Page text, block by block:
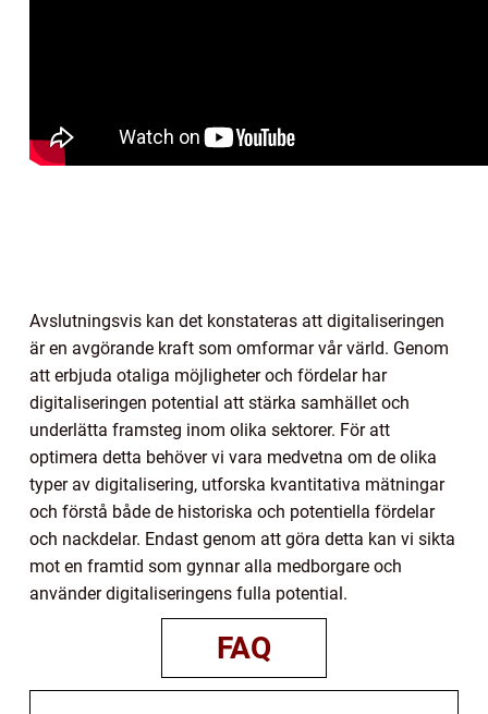
Avslutningsvis kan det konstateras att digitaliseringen
är en avgörande kraft som omformar vår värld. Genom
att erbjuda otaliga möjligheter och fördelar har
digitaliseringen potential att stärka samhället och
underlätta framsteg inom olika sektorer. För att
optimera detta behöver vi vara medvetna om de olika
typer av digitalisering, utforska kvantitativa mätningar
och förstå både de historiska och potentiella fördelar
och nackdelar. Endast genom att göra detta kan vi sikta
mot en framtid som gynnar alla medborgare och
använder digitaliseringens fulla potential.
FAQ